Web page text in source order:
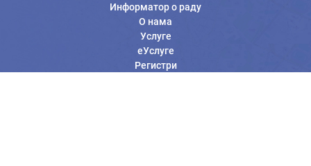
Информатор о раду
О нама
Услуге
еУслуге
Регистри